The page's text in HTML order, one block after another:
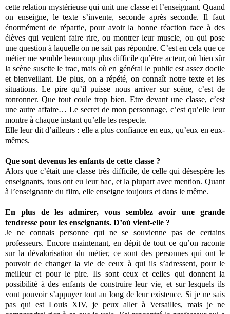
cette relation mystérieuse qui unit une classe et l’enseignant. Quand
on enseigne, le texte s’invente, seconde après seconde. Il faut
énormément de répartie, pour avoir la bonne réaction face à des
élèves qui veulent faire rire, ou montrer leur muscle, ou qui pose
une question à laquelle on ne sait pas répondre. C’est en cela que ce
métier me semble beaucoup plus difficile qu’être acteur, où bien sûr
la scène suscite le trac, mais où en général le public est assez docile
et bienveillant. De plus, on a répété, on connaît notre texte et les
situations. Le pire qu’il puisse nous arriver sur scène, c’est de
ronronner. Que tout coule trop bien. Etre devant une classe, c’est
une autre affaire… Le secret de mon personnage, c’est qu’elle leur
montre à chaque instant qu’elle les respecte.
Elle leur dit d’ailleurs : elle a plus confiance en eux, qu’eux en eux‐
mêmes.
Que sont devenus les enfants de cette classe ?
Alors que c’était une classe très difficile, de celle qui désespère les
enseignants, tous ont eu leur bac, et la plupart avec mention. Quant
à l’enseignante du film, elle enseigne toujours et dans le même.
En plus de les admirer, vous semblez avoir une grande
tendresse pour les enseignants. D’où vient‐elle ?
Je ne connais personne qui ne se souvienne pas de certains
professeurs. Encore maintenant, en dépit de tout ce qu’on raconte
sur la dévalorisation du métier, ce sont des personnes qui ont le
pouvoir de changer la vie de ceux à qui ils s’adressent, pour le
meilleur et pour le pire. Ils sont ceux et celles qui donnent la
possibilité à des enfants de construire leur vie, et sur lesquels ils
vont pouvoir s’appuyer tout au long de leur existence. Si je ne sais
pas qui est Louis XIV, je peux aller à Versailles, mais je ne